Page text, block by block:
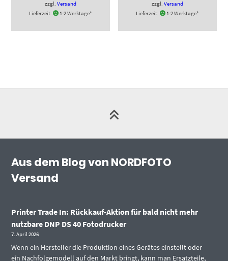
zzgl.Versand
Lieferzeit:
1-2 Werktage*
zzgl. Versand
Lieferzeit:
1-2 Werktage*
Aus dem Blog von NORDFOTO
Versand
Printer Trade In: Rückkauf-Aktion für bald nicht mehr
nutzbare DNP DS 40 Fotodrucker
7. April 2026
Wenn ein Hersteller die Produktion eines Gerätes einstellt oder
ein Nachfolgemodell auf den Markt bringt, kann man Ersatzteile,